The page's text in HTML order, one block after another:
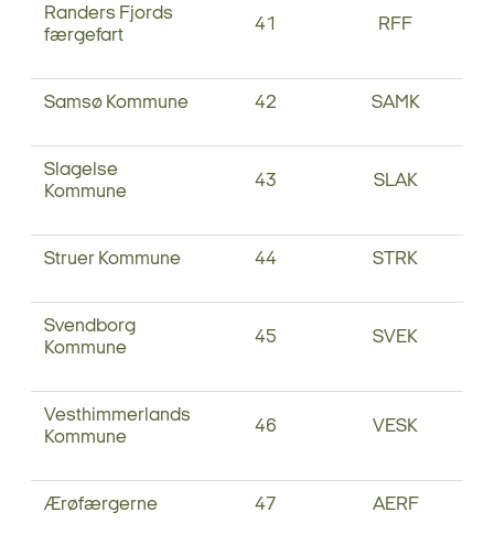
Randers Fjords
færgefart
41 RFF
Samsø Kommune 42 SAMK
Slagelse
Kommune
43 SLAK
Struer Kommune 44 STRK
Svendborg
Kommune
45 SVEK
Vesthimmerlands
Kommune
46 VESK
Ærøfærgerne 47 AERF